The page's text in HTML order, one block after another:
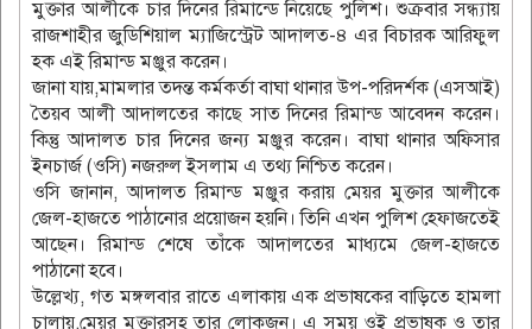
মুক্তার আলীকে চার দিনের রিমান্ডে নিয়েছে পুলিশ। শুক্রবার সন্ধ্যায়
রাজশাহীর জুডিশিয়াল ম্যাজিস্ট্রেট আদালত-৪ এর বিচারক আরিফুল
হক এই রিমান্ড মঞ্জুর করেন।
জানা যায়,মামলার তদন্ত কর্মকর্তা বাঘা থানার উপ-পরিদর্শক (এসআই)
তৈয়ব আলী আদালতের কাছে সাত দিনের রিমান্ড আবেদন করেন।
কিন্তু আদালত চার দিনের জন্য মঞ্জুর করেন। বাঘা থানার অফিসার
ইনচার্জ (ওসি) নজরুল ইসলাম এ তথ্য নিশ্চিত করেন।
ওসি জানান, আদালত রিমান্ড মঞ্জুর করায় মেয়র মুক্তার আলীকে
জেল-হাজতে পাঠানোর প্রয়োজন হয়নি। তিনি এখন পুলিশ হেফাজতেই
আছেন। রিমান্ড শেষে তাঁকে আদালতের মাধ্যমে জেল-হাজতে
পাঠানো হবে।
উল্লেখ্য, গত মঙ্গলবার রাতে এলাকায় এক প্রভাষকের বাড়িতে হামলা
চালায়,মেয়র মুক্তারসহ তার লোকজন। এ সময় ওই প্রভাষক ও তার